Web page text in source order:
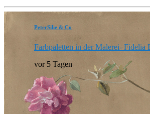
PeterSilie & Co
Farbpaletten in der Malerei- Fidelia
vor 5 Tagen